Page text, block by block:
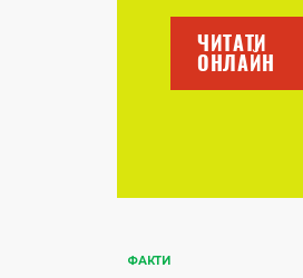
ЧИТАТИ
ОНЛАЙН
ФАКТИ